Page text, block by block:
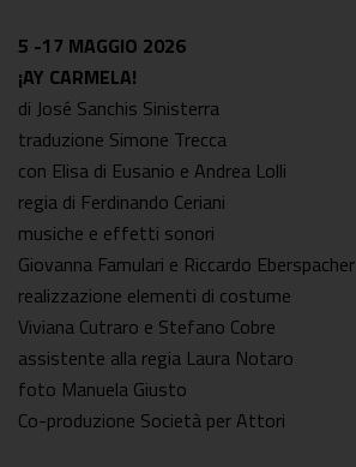
5 -17 MAGGIO 2026
¡AY CARMELA!
di José Sanchis Sinisterra
traduzione Simone Trecca
con Elisa di Eusanio e Andrea Lolli
regia di Ferdinando Ceriani
musiche e effetti sonori
Giovanna Famulari e Riccardo Eberspacher
realizzazione elementi di costume
Viviana Cutraro e Stefano Cobre
assistente alla regia Laura Notaro
foto Manuela Giusto
Co-produzione Società per Attori